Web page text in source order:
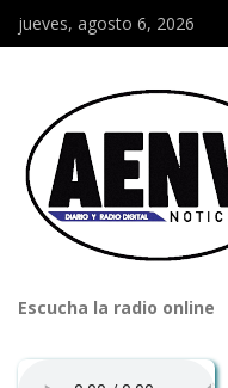
jueves, agosto 6, 2026
Escucha la radio online